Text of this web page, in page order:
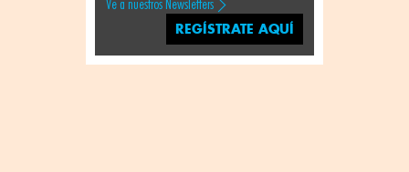
Ve a nuestros Newsletters
REGÍSTRATE AQUÍ